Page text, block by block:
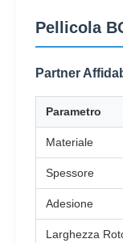
Pellicola
Partner
Parametro
Materiale
Spessore
Adesione
Larghezza